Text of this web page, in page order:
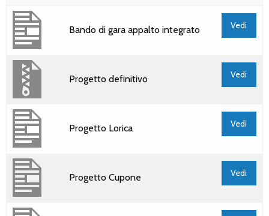
Bando di gara appalto integrato Vedi
Progetto definitivo Vedi
Progetto Lorica Vedi
Progetto Cupone Vedi